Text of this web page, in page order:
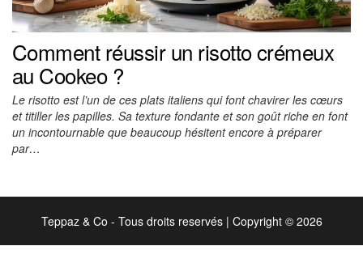
Comment réussir un risotto crémeux
au Cookeo ?
Le risotto est l’un de ces plats italiens qui font chavirer les cœurs
et titiller les papilles. Sa texture fondante et son goût riche en font
un incontournable que beaucoup hésitent encore à préparer
par…
Teppaz & Co - Tous droits reservés | Copyright © 2026